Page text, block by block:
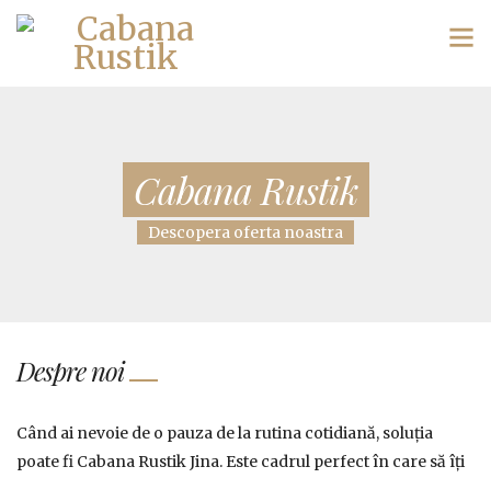
Cabana Rustik
Descopera oferta noastra
Despre noi
Când ai nevoie de o pauza de la rutina cotidiană, soluția
poate fi Cabana Rustik Jina. Este cadrul perfect în care să îți